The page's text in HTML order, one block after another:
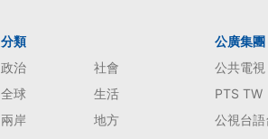
分類
政治
社會
全球
生活
兩岸
地方
公廣集團
公共電視
PTS TW
公視台語